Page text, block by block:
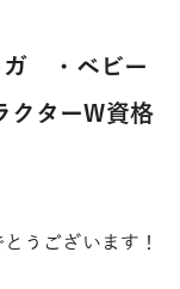
ガ ・ベビー
クターW資格
うございます！